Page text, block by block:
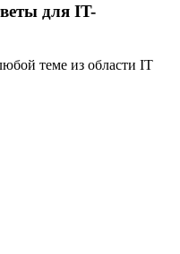
для IT-
теме из области IT